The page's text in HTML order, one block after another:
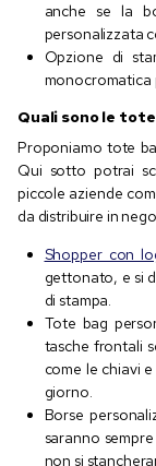
anche se la
personalizzata
Opzione di
monocromatica
Quali sono le
Proponiamo tote
Qui sotto potrai
piccole aziende
da distribuire in
Shopper con
gettonato, e si
di stampa.
Tote bag
tasche frontali
come le chiavi
giorno.
Borse
saranno
non si